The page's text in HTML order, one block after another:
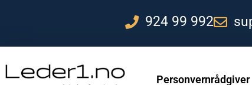
924 99 992
Personvernrådgiver